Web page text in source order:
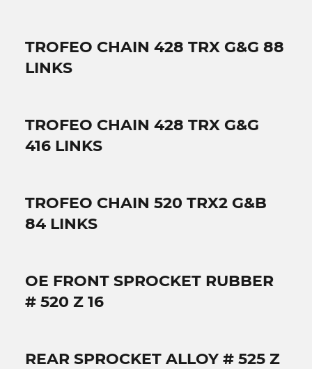
TROFEO CHAIN 428 TRX G&G 88
LINKS
TROFEO CHAIN 428 TRX G&G
416 LINKS
TROFEO CHAIN 520 TRX2 G&B
84 LINKS
OE FRONT SPROCKET RUBBER
# 520 Z 16
REAR SPROCKET ALLOY # 525 Z